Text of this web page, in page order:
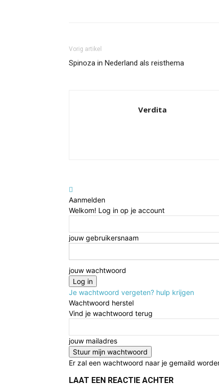
Vorig artikel
Spinoza in Nederland als reisthema
Verdita
Aanmelden
Welkom! Log in op je account
jouw gebruikersnaam
jouw wachtwoord
Je wachtwoord vergeten? hulp krijgen
Wachtwoord herstel
Vind je wachtwoord terug
jouw mailadres
Er zal een wachtwoord naar je gemaild
LAAT EEN REACTIE ACHTER